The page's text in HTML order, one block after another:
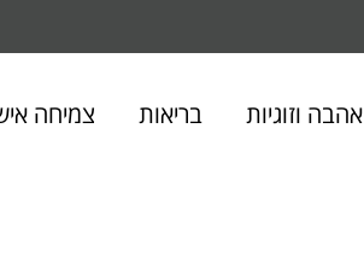
באתר
אהבה וזוגיות בריאות צמיחה